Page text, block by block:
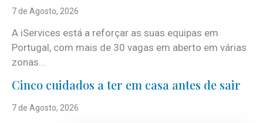
7 de Agosto, 2026
A iServices está a reforçar as suas equipas em
Portugal, com mais de 30 vagas em aberto em várias
zonas...
Cinco cuidados a ter em casa antes de sair
7 de Agosto, 2026